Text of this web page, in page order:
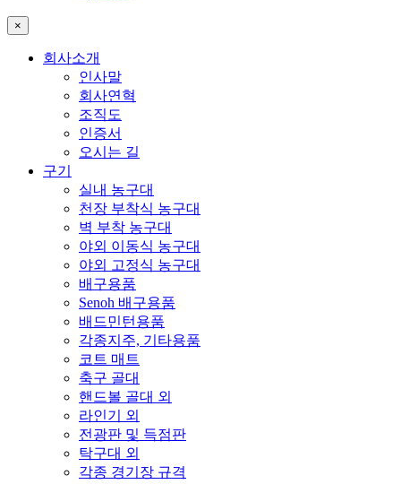
×
회사소개
인사말
회사연혁
조직도
인증서
오시는 길
구기
실내 농구대
천장 부착식 농구대
벽 부착 농구대
야외 이동식 농구대
야외 고정식 농구대
배구용품
Senoh 배구용품
배드민턴용품
각종지주, 기타용품
코트 매트
축구 골대
핸드볼 골대 외
라인기 외
전광판 및 득점판
탁구대 외
각종 경기장 규격